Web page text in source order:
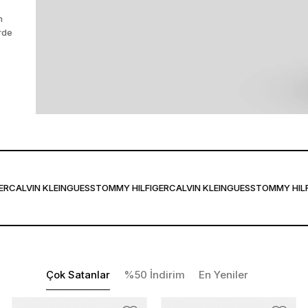
KLEINGUESSTOMMY HILFIGERCALVIN KLEINGUESSTOMMY
Çok Satanlar %50 İndirim En Yeniler